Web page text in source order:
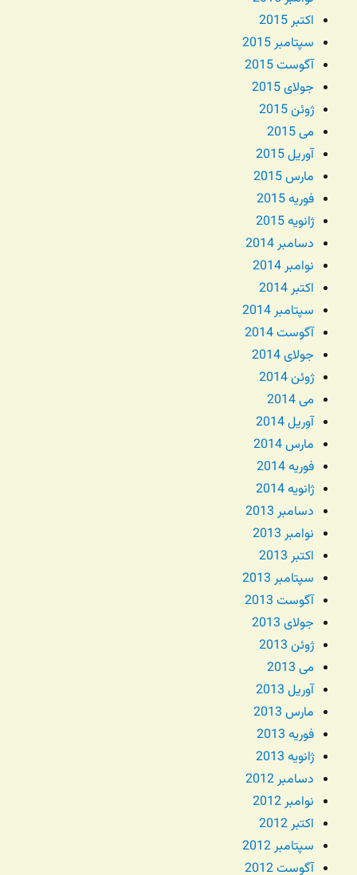
اکتبر 2015
سپتامبر 2015
آگوست 2015
جولای 2015
ژوئن 2015
می 2015
آوریل 2015
مارس 2015
فوریه 2015
ژانویه 2015
دسامبر 2014
نوامبر 2014
اکتبر 2014
سپتامبر 2014
آگوست 2014
جولای 2014
ژوئن 2014
می 2014
آوریل 2014
مارس 2014
فوریه 2014
ژانویه 2014
دسامبر 2013
نوامبر 2013
اکتبر 2013
سپتامبر 2013
آگوست 2013
جولای 2013
ژوئن 2013
می 2013
آوریل 2013
مارس 2013
فوریه 2013
ژانویه 2013
دسامبر 2012
نوامبر 2012
اکتبر 2012
سپتامبر 2012
آگوست 2012